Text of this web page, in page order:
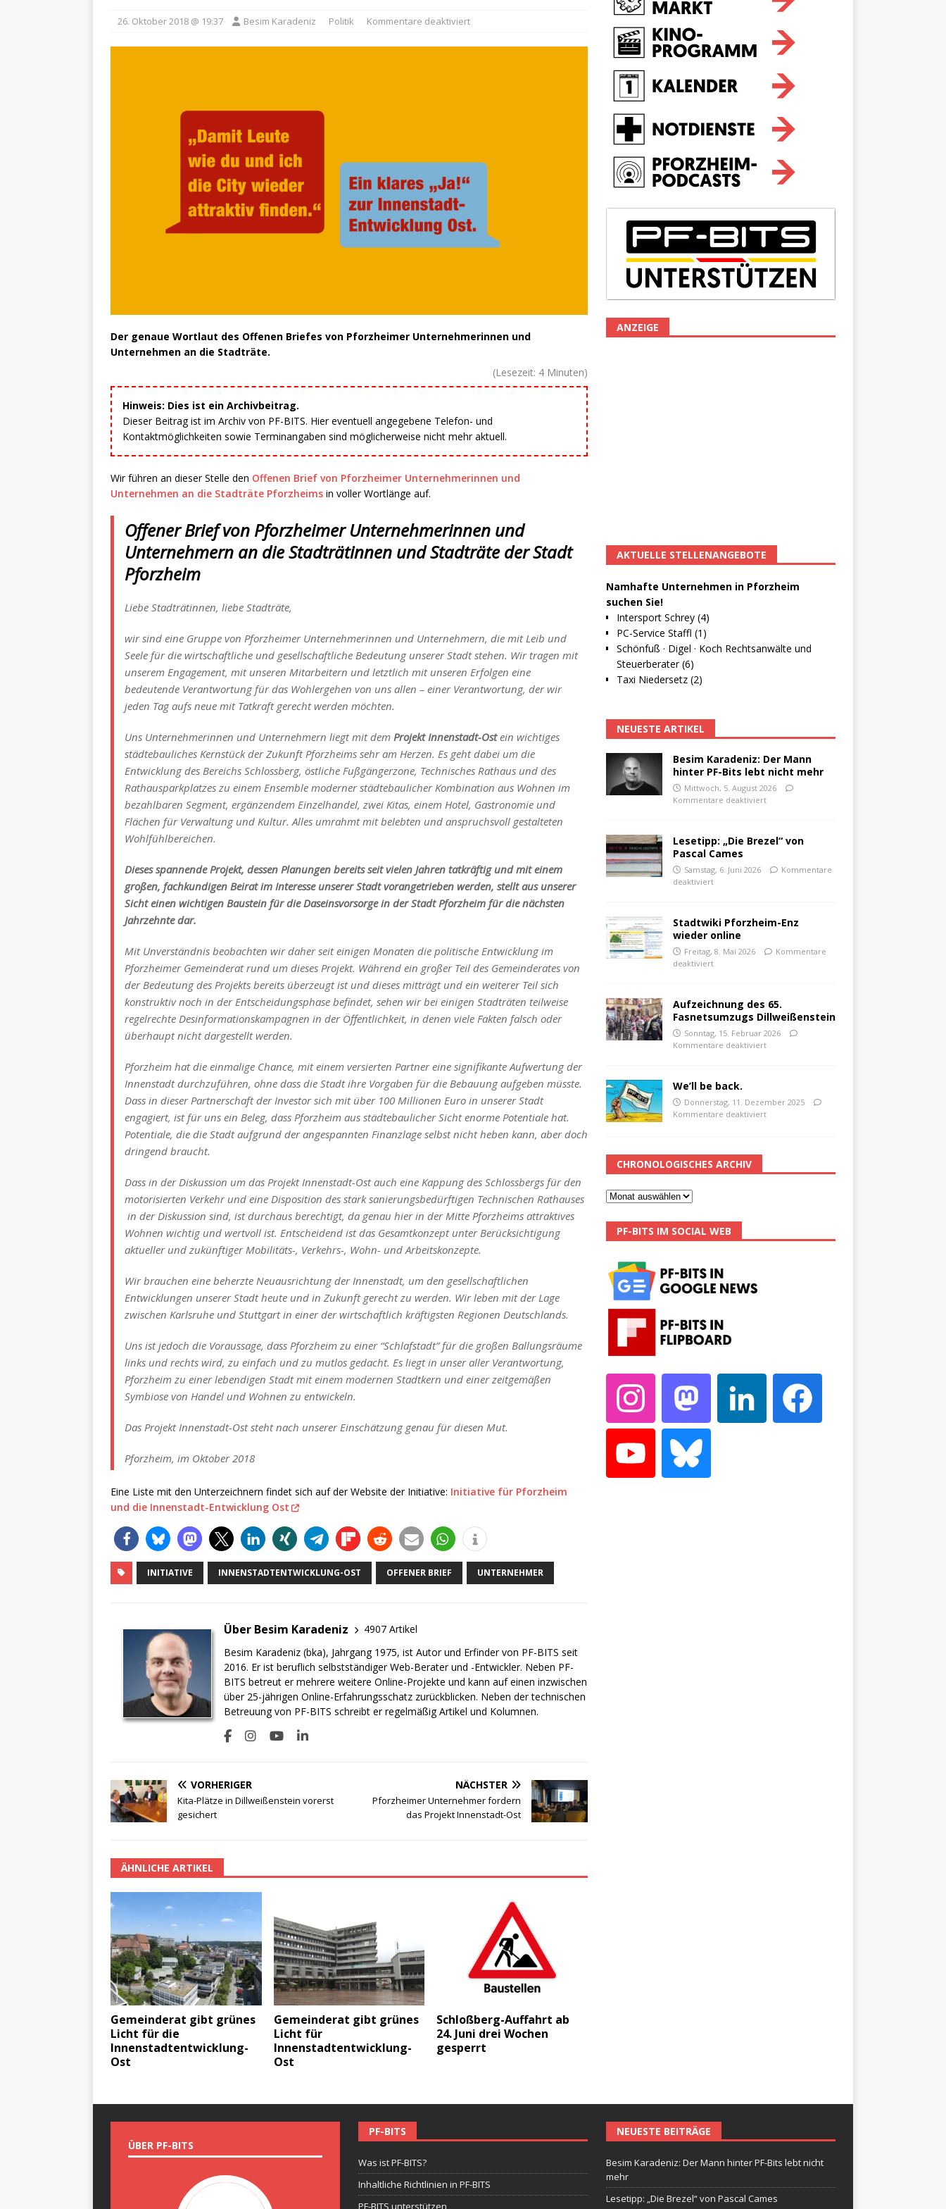
26. Oktober 2018 @ 19:37 Besim Karadeniz Politik Kommentare deaktiviert
Der genaue Wortlaut des Offenen Briefes von Pforzheimer Unternehmerinnen und
Unternehmen an die Stadträte.
(Lesezeit: 4 Minuten)
Hinweis: Dies ist ein Archivbeitrag.
Dieser Beitrag ist im Archiv von PF-BITS. Hier eventuell angegebene Telefon- und
Kontaktmöglichkeiten sowie Terminangaben sind möglicherweise nicht mehr aktuell.
Wir führen an dieser Stelle den Offenen Brief von Pforzheimer Unternehmerinnen und
Unternehmen an die Stadträte Pforzheims in voller Wortlänge auf.
Offener Brief von Pforzheimer Unternehmerinnen und
Unternehmern an die Stadträtinnen und Stadträte der Stadt
Pforzheim
Liebe Stadträtinnen, liebe Stadträte,
wir sind eine Gruppe von Pforzheimer Unternehmerinnen und Unternehmern, die mit Leib und
Seele für die wirtschaftliche und gesellschaftliche Bedeutung unserer Stadt stehen. Wir tragen mit
unserem Engagement, mit unseren Mitarbeitern und letztlich mit unseren Erfolgen eine
bedeutende Verantwortung für das Wohlergehen von uns allen – einer Verantwortung, der wir
jeden Tag aufs neue mit Tatkraft gerecht werden möchten.
Uns Unternehmerinnen und Unternehmern liegt mit dem Projekt Innenstadt-Ostein wichtiges
städtebauliches Kernstück der Zukunft Pforzheims sehr am Herzen. Es geht dabei um die
Entwicklung des Bereichs Schlossberg, östliche Fußgängerzone, Technisches Rathaus und des
Rathausparkplatzes zu einem Ensemble moderner städtebaulicher Kombination aus Wohnen im
bezahlbaren Segment, ergänzendem Einzelhandel, zwei Kitas, einem Hotel, Gastronomie und
Flächen für Verwaltung und Kultur. Alles umrahmt mit belebten und anspruchsvoll gestalteten
Wohlfühlbereichen.
Dieses spannende Projekt, dessen Planungen bereits seit vielen Jahren tatkräftig und mit einem
großen, fachkundigen Beirat im Interesse unserer Stadt vorangetrieben werden, stellt aus unserer
Sicht einen wichtigen Baustein für die Daseinsvorsorge in der Stadt Pforzheim für die nächsten
Jahrzehnte dar.
Mit Unverständnis beobachten wir daher seit einigen Monaten die politische Entwicklung im
Pforzheimer Gemeinderat rund um dieses Projekt. Während ein großer Teil des Gemeinderates von
der Bedeutung des Projekts bereits überzeugt ist und dieses mitträgt und ein weiterer Teil sich
konstruktiv noch in der Entscheidungsphase befindet, sehen wir bei einigen Stadträten teilweise
regelrechte Desinformationskampagnen in der Öffentlichkeit, in denen viele Fakten falsch oder
überhaupt nicht dargestellt werden.
Pforzheim hat die einmalige Chance, mit einem versierten Partner eine signifikante Aufwertung der
Innenstadt durchzuführen, ohne dass die Stadt ihre Vorgaben für die Bebauung aufgeben müsste.
Dass in dieser Partnerschaft der Investor sich mit über 100 Millionen Euro in unserer Stadt
engagiert, ist für uns ein Beleg, dass Pforzheim aus städtebaulicher Sicht enorme Potentiale hat.
Potentiale, die die Stadt aufgrund der angespannten Finanzlage selbst nicht heben kann, aber doch
dringend braucht.
Dass in der Diskussion um das Projekt Innenstadt-Ost auch eine Kappung des Schlossbergs für den
motorisierten Verkehr und eine Disposition des stark sanierungsbedürftigen Technischen Rathauses
in der Diskussion sind, ist durchaus berechtigt, da genau hier in der Mitte Pforzheims attraktives
Wohnen wichtig und wertvoll ist. Entscheidend ist das Gesamtkonzept unter Berücksichtigung
aktueller und zukünftiger Mobilitäts-, Verkehrs-, Wohn- und Arbeitskonzepte.
Wir brauchen eine beherzte Neuausrichtung der Innenstadt, um den gesellschaftlichen
Entwicklungen unserer Stadt heute und in Zukunft gerecht zu werden. Wir leben mit der Lage
zwischen Karlsruhe und Stuttgart in einer der wirtschaftlich kräftigsten Regionen Deutschlands.
Uns ist jedoch die Voraussage, dass Pforzheim zu einer “Schlafstadt” für die großen Ballungsräume
links und rechts wird, zu einfach und zu mutlos gedacht. Es liegt in unser aller Verantwortung,
Pforzheim zu einer lebendigen Stadt mit einem modernen Stadtkern und einer zeitgemäßen
Symbiose von Handel und Wohnen zu entwickeln.
Das Projekt Innenstadt-Ost steht nach unserer Einschätzung genau für diesen Mut.
Pforzheim, im Oktober 2018
Eine Liste mit den Unterzeichnern findet sich auf der Website der Initiative: Initiative für Pforzheim
und die Innenstadt-Entwicklung Ost
INITIATIVE INNENSTADTENTWICKLUNG-OST OFFENER BRIEF UNTERNEHMER
Über Besim Karadeniz
4907 Artikel
Besim Karadeniz (bka), Jahrgang 1975, ist Autor und Erfinder von PF-BITS seit
2016. Er ist beruflich selbstständiger Web-Berater und -Entwickler. Neben PF-
BITS betreut er mehrere weitere Online-Projekte und kann auf einen inzwischen
über 25-jährigen Online-Erfahrungsschatz zurückblicken. Neben der technischen
Betreuung von PF-BITS schreibt er regelmäßig Artikel und Kolumnen.
VORHERIGER
Kita-Plätze in Dillweißenstein vorerst
gesichert
NÄCHSTER
Pforzheimer Unternehmer fordern
das Projekt Innenstadt-Ost
ÄHNLICHE ARTIKEL
Gemeinderat gibt grünes
Licht für die
Innenstadtentwicklung-
Ost
Gemeinderat gibt grünes
Licht für
Innenstadtentwicklung-
Ost
Schloßberg-Auffahrt ab
24. Juni drei Wochen
gesperrt
ANZEIGE
AKTUELLE STELLENANGEBOTE
Namhafte Unternehmen in Pforzheim
suchen Sie!
Intersport Schrey (4)
PC-Service Staffl (1)
Schönfuß · Digel · Koch Rechtsanwälte und
Steuerberater (6)
Taxi Niedersetz (2)
NEUESTE ARTIKEL
Besim Karadeniz: Der Mann
hinter PF-Bits lebt nicht mehr
Mittwoch, 5. August 2026
Kommentare deaktiviert
Lesetipp: „Die Brezel“ von
Pascal Cames
Samstag, 6. Juni 2026
Kommentare
deaktiviert
Stadtwiki Pforzheim-Enz
wieder online
Freitag, 8. Mai 2026
Kommentare
deaktiviert
Aufzeichnung des 65.
Fasnetsumzugs Dillweißenstein
Sonntag, 15. Februar 2026
Kommentare deaktiviert
We’ll be back.
Donnerstag, 11. Dezember 2025
Kommentare deaktiviert
CHRONOLOGISCHES ARCHIV
PF-BITS IM SOCIAL WEB
ÜBER PF-BITS
PF-BITS
Was ist PF-BITS?
Inhaltliche Richtlinien in PF-BITS
PF-BITS unterstützen
NEUESTE BEITRÄGE
Besim Karadeniz: Der Mann hinter PF-Bits lebt nicht
mehr
Lesetipp: „Die Brezel“ von Pascal Cames